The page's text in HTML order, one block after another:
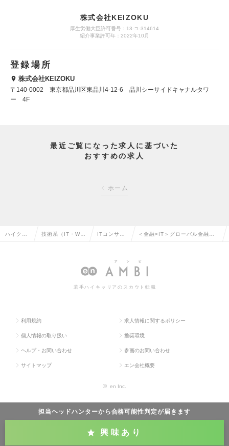
株式会社KEIZOKU
厚生労働大臣許可番号：13-ユ-314614
紹介事業許可年：2022年10月
登録場所
株式会社KEIZOKU
〒140-0002 東京都品川区東品川4-12-6 品川シーサイドキャナルタワ
ー 4F
最近ご覧になった求人に基づいた
おすすめの求人
ホーム
担当ヘッドハンターから合格可能性判定が届きます
興味あり
ハイクラ 技術系（IT・We ITコンサル ＜金融×IT＞グローバル金融ビ
情報
若手ハイキャリアのスカウト転職
利用規約 求人情報に関するポリシー
個人情報の取り扱い 推奨環境
ヘルプ・お問い合わせ 参画のお問い合わせ
サイトマップ エン会社概要
© en Inc.